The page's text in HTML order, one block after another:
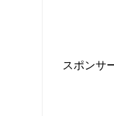
スポンサ